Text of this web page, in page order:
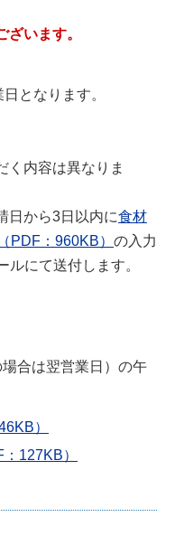
います。
となります。
く内容は異なりま
日から3日以内に食材
PDF：960KB） の入力
にて送付します。
合は翌営業日）の午
）
127KB）